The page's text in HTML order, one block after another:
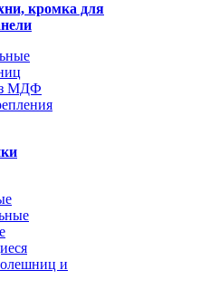
кромка для
МДФ
и